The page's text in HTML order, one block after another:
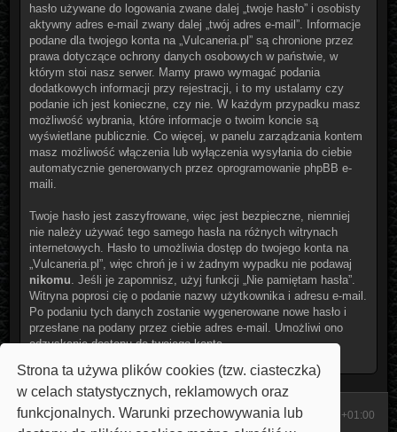
Strona ta używa plików cookies (tzw. ciasteczka)
w celach statystycznych, reklamowych oraz
funkcjonalnych. Warunki przechowywania lub
hasło używane do logowania zwane dalej „twoje hasło” i osobisty
aktywny adres e-mail zwany dalej „twój adres e-mail”. Informacje
podane dla twojego konta na „Vulcaneria.pl” są chronione przez
prawa dotyczące ochrony danych osobowych w państwie, w
którym stoi nasz serwer. Mamy prawo wymagać podania
dodatkowych informacji przy rejestracji, i to my ustalamy czy
podanie ich jest konieczne, czy nie. W każdym przypadku masz
możliwość wybrania, które informacje o twoim koncie są
wyświetlane publicznie. Co więcej, w panelu zarządzania kontem
masz możliwość włączenia lub wyłączenia wysyłania do ciebie
automatycznie generowanych przez oprogramowanie phpBB e-
maili.
Twoje hasło jest zaszyfrowane, więc jest bezpieczne, niemniej
nie należy używać tego samego hasła na różnych witrynach
internetowych. Hasło to umożliwia dostęp do twojego konta na
„Vulcaneria.pl”, więc chroń je i w żadnym wypadku nie podawaj
nikomu . Jeśli je zapomnisz, użyj funkcji „Nie pamiętam hasła”.
Witryna poprosi cię o podanie nazwy użytkownika i adresu e-mail.
Po podaniu tych danych zostanie wygenerowane nowe hasło i
przesłane na podany przez ciebie adres e-mail. Umożliwi ono
odzyskanie dostępu do twojego konta.
Start Strona domowa Strefa czasowa UTC+01:00